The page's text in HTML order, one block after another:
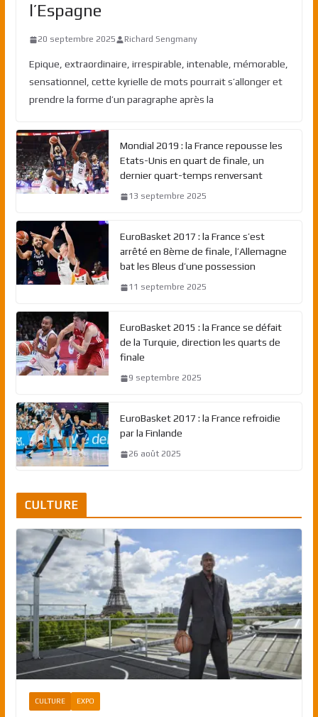
l’Espagne
20 septembre 2025 Richard Sengmany
Epique, extraordinaire, irrespirable, intenable, mémorable,
sensationnel, cette kyrielle de mots pourrait s’allonger et
prendre la forme d’un paragraphe après la
Mondial 2019 : la France repousse les
Etats-Unis en quart de finale, un
dernier quart-temps renversant
13 septembre 2025
EuroBasket 2017 : la France s’est
arrêté en 8ème de finale, l’Allemagne
bat les Bleus d’une possession
11 septembre 2025
EuroBasket 2015 : la France se défait
de la Turquie, direction les quarts de
finale
9 septembre 2025
EuroBasket 2017 : la France refroidie
par la Finlande
26 août 2025
CULTURE
CULTURE EXPO